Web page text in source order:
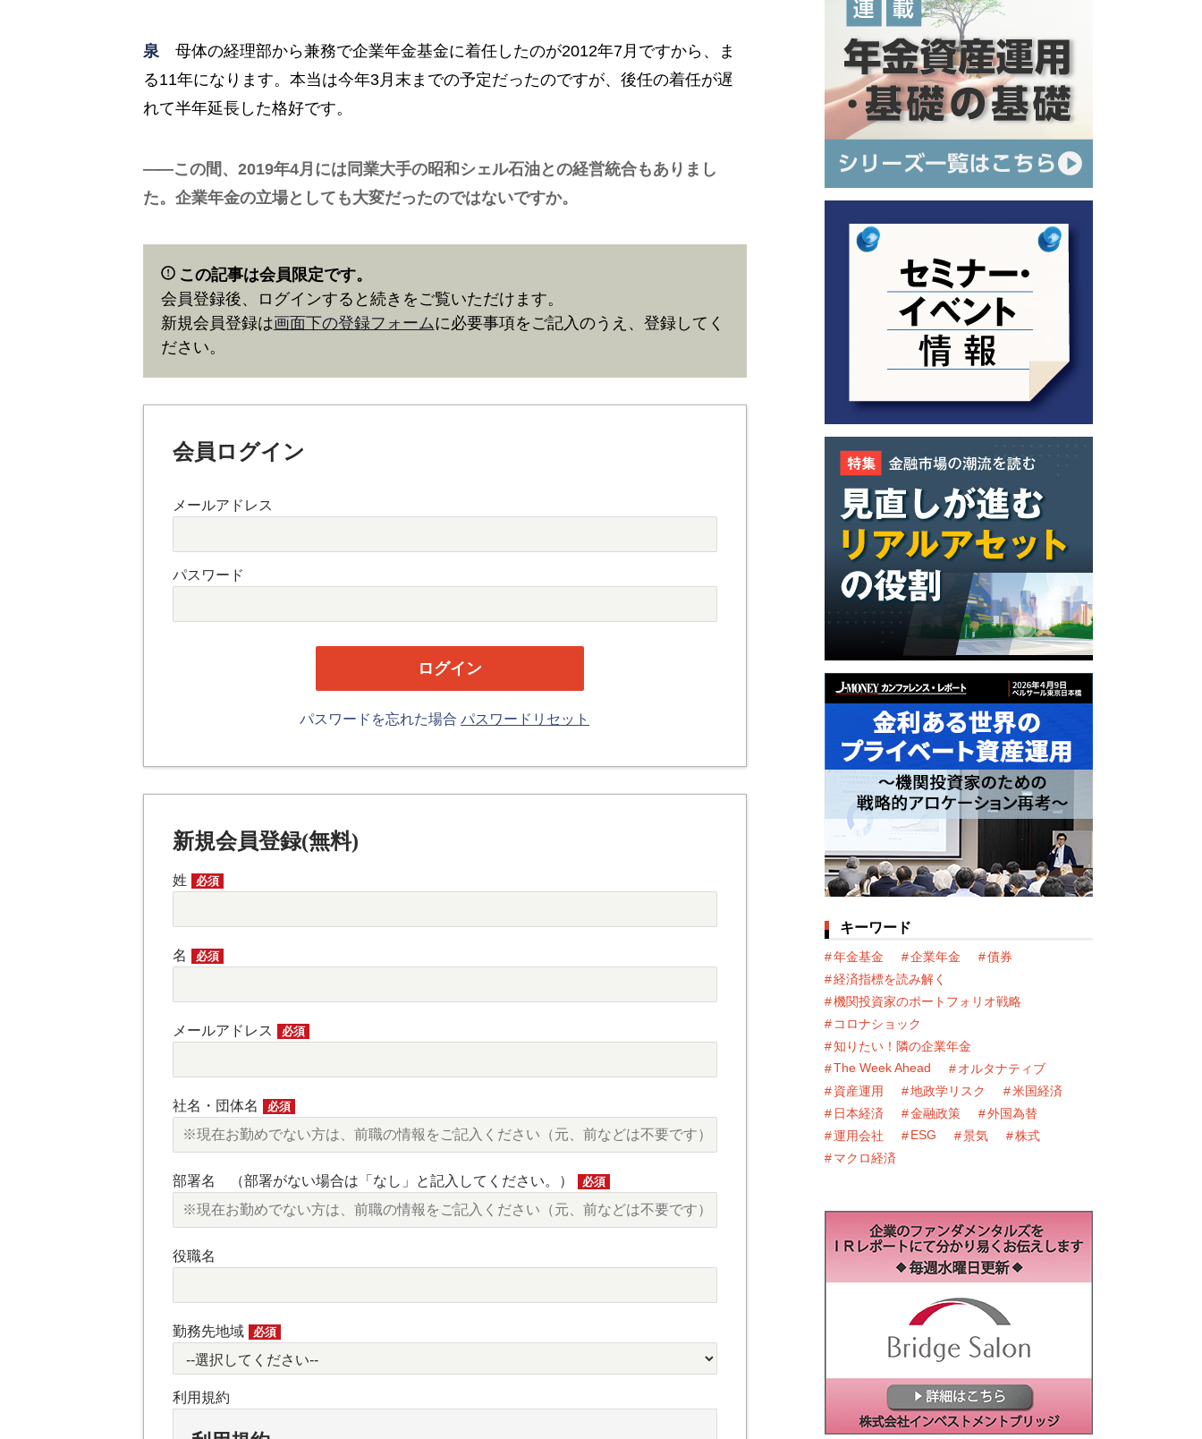
泉 母体の経理部から兼務で企業年金基金に着任したのが2012年7月ですから、ま
る11年になります。本当は今年3月末までの予定だったのですが、後任の着任が遅
れて半年延長した格好です。
この間、2019年4月には同業大手の昭和シェル石油との経営統合もありまし
た。企業年金の立場としても大変だったのではないですか。
この記事は会員限定です。
会員登録後、ログインすると続きをご覧いただけます。
新規会員登録は画面下の登録フォームに必要事項をご記入のうえ、登録してく
ださい。
会員ログイン
メールアドレス
パスワード
パスワードを忘れた場合 パスワードリセット
新規会員登録(無料)
姓 必須
名 必須
メールアドレス 必須
社名・団体名 必須
部署名 （部署がない場合は「なし」と記入してください。） 必須
役職名
勤務先地域 必須
利用規約
キーワード
年金基金 企業年金
債券
経済指標を読み解く
機関投資家のポートフォリオ戦略
コロナショック
知りたい！隣の企業年金
The Week Ahead
オルタナティブ
資産運用
地政学リスク
米国経済
日本経済
金融政策
外国為替
運用会社
ESG 景気
株式
マクロ経済